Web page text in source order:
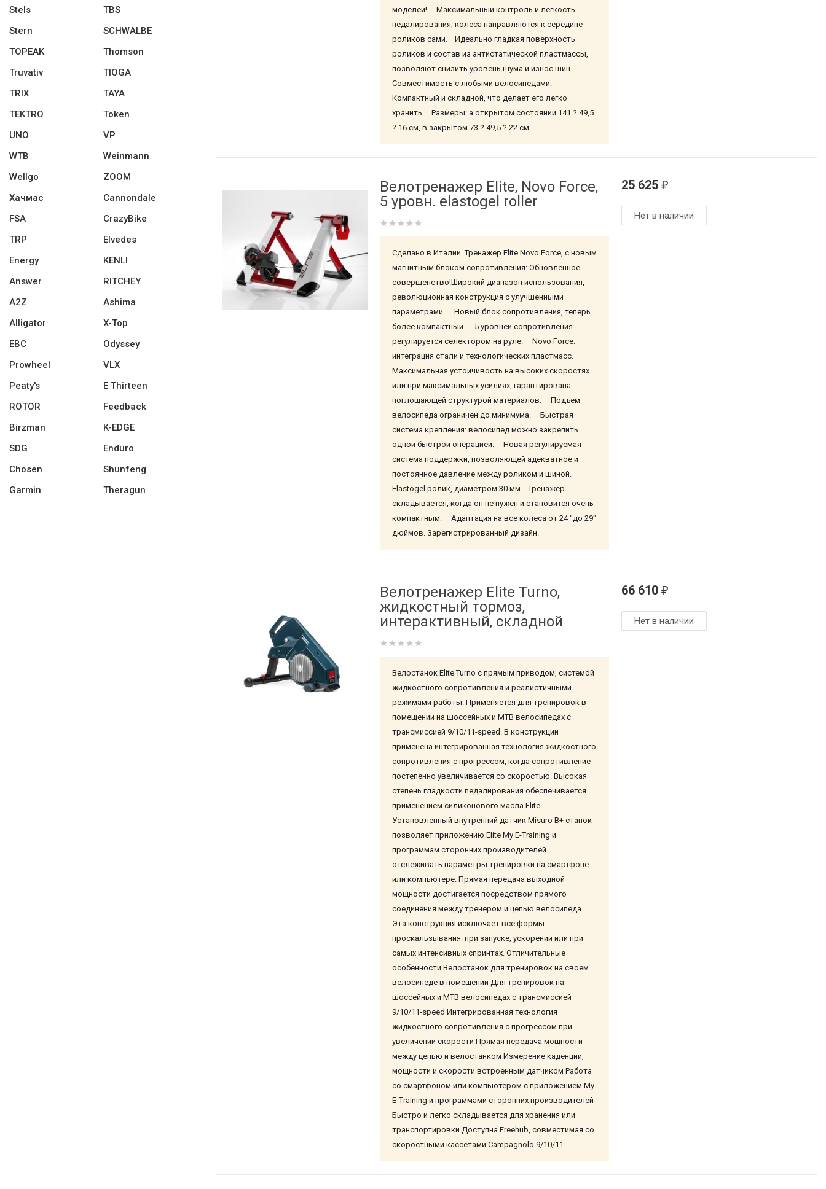
Stels
TBS
Stern
SCHWALBE
TOPEAK
Thomson
Truvativ
TIOGA
TRIX
TAYA
TEKTRO
Token
UNO
VP
WTB
Weinmann
Wellgo
ZOOM
Хачмас
Cannondale
FSA
CrazyBike
TRP
Elvedes
Energy
KENLI
Answer
RITCHEY
A2Z
Ashima
Alligator
X-Top
EBC
Odyssey
Prowheel
VLX
Peaty's
E Thirteen
ROTOR
Feedback
Birzman
K-EDGE
SDG
Enduro
Chosen
Shunfeng
Garmin
Theragun
моделей! Максимальный контроль и легкость
педалирования, колеса направляются к середине
роликов сами. Идеально гладкая поверхность
роликов и состав из антистатической пластмассы,
позволяют снизить уровень шума и износ шин.
Совместимость с любыми велосипедами.
Компактный и складной, что делает его легко
хранить Размеры: а открытом состоянии 141 ? 49,5
? 16 см, в закрытом 73 ? 49,5 ? 22 см.
Велотренажер Elite, Novo Force,
5 уровн. elastogel roller
Сделано в Италии. Тренажер Elite Novo Force, с новым
магнитным блоком сопротивления: Обновленное
совершенство!Широкий диапазон использования,
революционная конструкция с улучшенными
параметрами. Новый блок сопротивления, теперь
более компактный. 5 уровней сопротивления
регулируется селектором на руле. Novo Force:
интеграция стали и технологических пластмасс.
Максимальная устойчивость на высоких скоростях
или при максимальных усилиях, гарантирована
поглощающей структурой материалов. Подъем
велосипеда ограничен до минимума. Быстрая
система крепления: велосипед можно закрепить
одной быстрой операцией. Новая регулируемая
система поддержки, позволяющей адекватное и
постоянное давление между роликом и шиной.
Elastogel ролик, диаметром 30 мм Тренажер
складывается, когда он не нужен и становится очень
компактным. Адаптация на все колеса от 24 "до 29"
дюймов. Зарегистрированный дизайн.
25 625 ₽
Нет в наличии
Велотренажер Elite Turno,
жидкостный тормоз,
интерактивный, складной
Велостанок Elite Turno с прямым приводом, системой
жидкостного сопротивления и реалистичными
режимами работы. Применяется для тренировок в
помещении на шоссейных и MTB велосипедах с
трансмиссией 9/10/11-speed. В конструкции
применена интегрированная технология жидкостного
сопротивления с прогрессом, когда сопротивление
постепенно увеличивается со скоростью. Высокая
степень гладкости педалирования обеспечивается
применением силиконового масла Elite.
Установленный внутренний датчик Misuro B+ станок
позволяет приложению Elite My E-Training и
программам сторонних производителей
отслеживать параметры тренировки на смартфоне
или компьютере. Прямая передача выходной
мощности достигается посредством прямого
соединения между тренером и цепью велосипеда.
Эта конструкция исключает все формы
проскальзывания: при запуске, ускорении или при
самых интенсивных спринтах. Отличительные
особенности Велостанок для тренировок на своём
велосипеде в помещении Для тренировок на
шоссейных и MTB велосипедах с трансмиссией
9/10/11-speed Интегрированная технология
жидкостного сопротивления с прогрессом при
увеличении скорости Прямая передача мощности
между цепью и велостанком Измерение каденции,
мощности и скорости встроенным датчиком Работа
со смартфоном или компьютером с приложением My
E-Training и программами сторонних производителей
Быстро и легко складывается для хранения или
транспортировки Доступна Freehub, совместимая со
скоростными кассетами Campagnolo 9/10/11
66 610 ₽
Нет в наличии